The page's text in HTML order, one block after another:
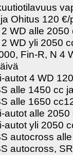
Ohitus 120 €/
WD alle
WD yli 2050
Fin-R, N 4
autot 4 WD
alle 1450 cc
alle 1650
autot alle
autot yli 2050
autocross
autocross,